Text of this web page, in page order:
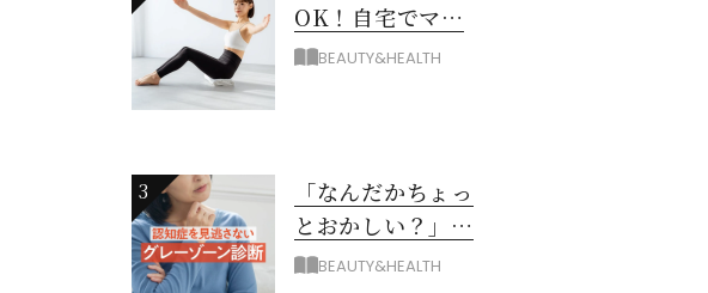
OK！自宅でマシ
ン級に骨から整え
BEAUTY&HEALTH
3
「なんだかちょっ
とおかしい？」を
見逃さない！ 認知
BEAUTY&HEALTH